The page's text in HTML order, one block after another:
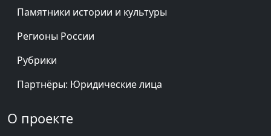
Памятники истории и культуры
Регионы России
Рубрики
Партнёры: Юридические лица
О проекте